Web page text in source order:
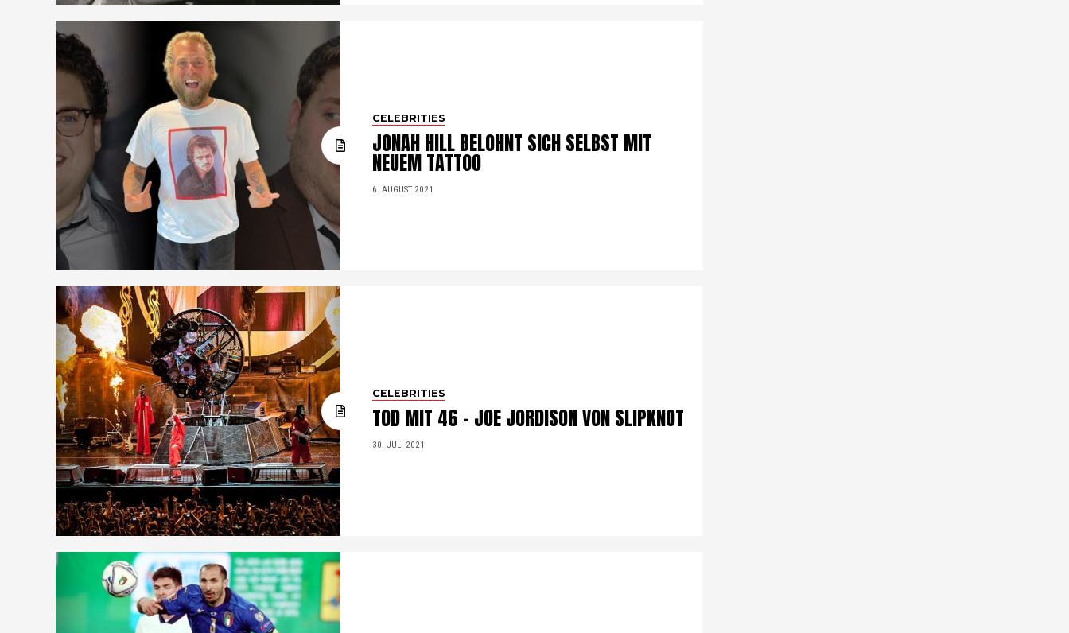
CELEBRITIES
JONAH HILL BELOHNT SICH SELBST MIT
NEUEM TATTOO
6. AUGUST 2021
CELEBRITIES
TOD MIT 46 – JOE JORDISON VON SLIPKNOT
30. JULI 2021